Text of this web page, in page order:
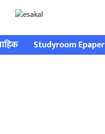
Studyroom Epaper